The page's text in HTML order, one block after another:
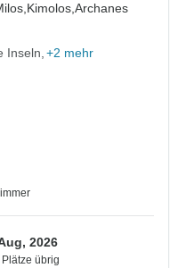
Kimolos,Archanes
Inseln +2 mehr
2026
Plätze übrig